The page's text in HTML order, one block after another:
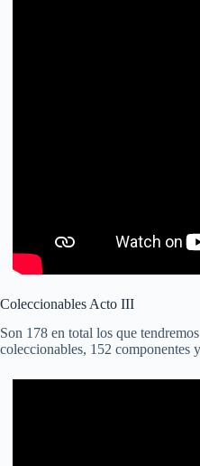
Coleccionables Acto III
Son 178 en total los que
coleccionables, 152 componentes